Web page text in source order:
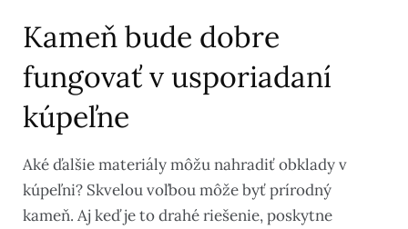
Kameň bude dobre
fungovať v usporiadaní
kúpeľne
Aké ďalšie materiály môžu nahradiť obklady v
kúpeľni? Skvelou voľbou môže byť prírodný
kameň. Aj keď je to drahé riešenie, poskytne